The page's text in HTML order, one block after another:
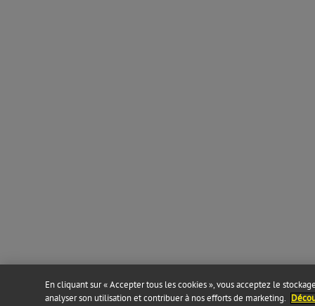
En cliquant sur « Accepter tous les cookies », vous acceptez le
analyser son utilisation et contribuer à nos efforts de marketing.